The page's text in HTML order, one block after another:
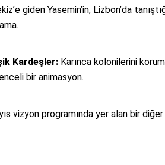
giden Yasemin’in, Lizbon’da
Kardeşler: Karınca kolonilerini
bir animasyon.
vizyon programında yer alan bir diğer